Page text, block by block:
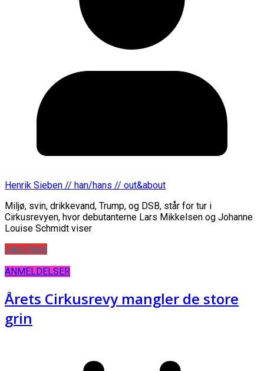
Henrik Sieben // han/hans // out&about
Miljø, svin, drikkevand, Trump, og DSB, står for tur i
Cirkusrevyen, hvor debutanterne Lars Mikkelsen og Johanne
Louise Schmidt viser
Læs mere
ANMELDELSER
Årets Cirkusrevy mangler de store
grin